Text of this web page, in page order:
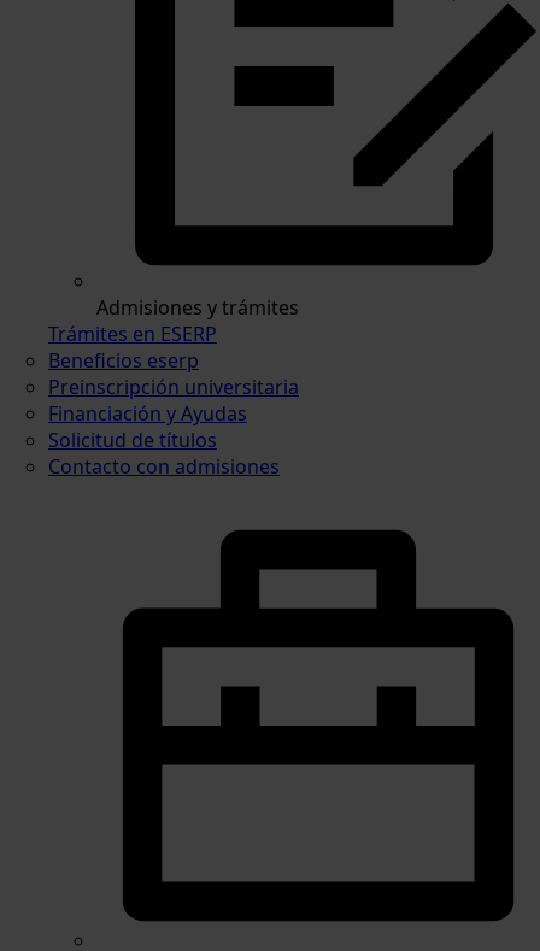
Admisiones y trámites
Trámites en ESERP
Beneficios eserp
Preinscripción universitaria
Financiación y Ayudas
Solicitud de títulos
Contacto con admisiones